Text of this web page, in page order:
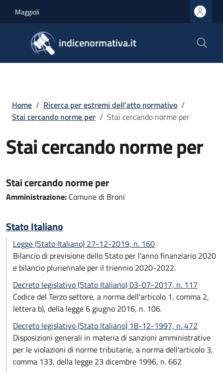
Maggioli
indicenormativa.it
Briciole di pane
Home / Ricerca per estremi dell'atto normativo /
Stai cercando norme per / Stai cercando norme per
Stai cercando norme per
Stai cercando norme per
Amministrazione: Comune di Broni
Stato Italiano
Legge (Stato Italiano) 27-12-2019, n. 160
Bilancio di previsione dello Stato per l'anno finanziario 2020
e bilancio pluriennale per il triennio 2020-2022.
Decreto legislativo (Stato Italiano) 03-07-2017, n. 117
Codice del Terzo settore, a norma dell'articolo 1, comma 2,
lettera b), della legge 6 giugno 2016, n. 106.
Decreto legislativo (Stato Italiano) 18-12-1997, n. 472
Disposizioni generali in materia di sanzioni amministrative
per le violazioni di norme tributarie, a norma dell'articolo 3,
comma 133, della legge 23 dicembre 1996, n. 662